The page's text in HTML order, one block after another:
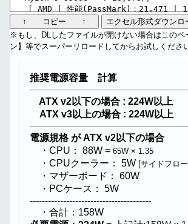
↑ コピー ↑
エクセル形式ダウンロ
※もし、DLしたファイルが開けない場合はこのペ
ン】等でスーパーリロードしてからお試しくださ
推奨電源容量 計算
ATX v2以下の場合 : 224W以上
ATX v3以上の場合 : 224W以上
電源規格 が ATX v2以下の場合
・CPU： 88W = 65W × 1.35
・CPUクーラー： 5W [サイドフロ
・マザーボード： 60W
・PCケース： 5W
----------------------------------------
・合計：158W